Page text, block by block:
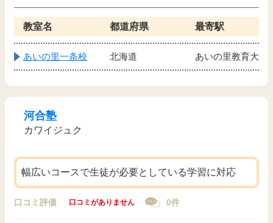
教室名 都道府県 最寄駅
あいの里一条校 北海道 あいの里教育大
河合塾
カワイジュク
幅広いコースで生徒が必要としている学習に対応
口コミ評価 口コミがありません 0件